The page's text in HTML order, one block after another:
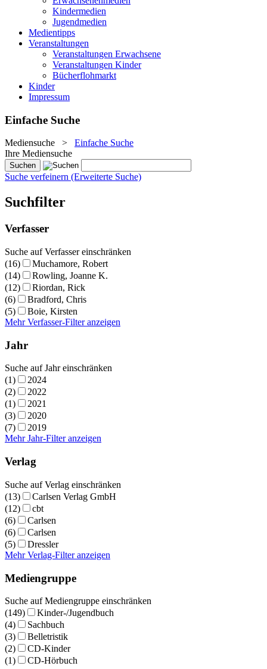
Kindermedien
Jugendmedien
Medientipps
Veranstaltungen
Veranstaltungen Erwachsene
Veranstaltungen Kinder
Bücherflohmarkt
Kinder
Impressum
Einfache Suche
Mediensuche > Einfache Suche
Ihre Mediensuche
Suche verfeinern (Erweiterte Suche)
Suchfilter
Verfasser
Suche auf Verfasser einschränken
(16)
Muchamore, Robert
(14)
Rowling, Joanne K.
(12)
Riordan, Rick
(6)
Bradford, Chris
(5)
Boie, Kirsten
Mehr Verfasser-Filter anzeigen
Jahr
Suche auf Jahr einschränken
(1)
2024
(2)
2022
(1)
2021
(3)
2020
(7)
2019
Mehr Jahr-Filter anzeigen
Verlag
Suche auf Verlag einschränken
(13)
Carlsen Verlag GmbH
(12)
cbt
(6)
Carlsen
(6)
Carlsen
(5)
Dressler
Mehr Verlag-Filter anzeigen
Mediengruppe
Suche auf Mediengruppe einschränken
(149)
Kinder-/Jugendbuch
(4)
Sachbuch
(3)
Belletristik
(2)
CD-Kinder
(1)
CD-Hörbuch